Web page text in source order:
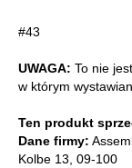
#43
UWAGA: To nie
w którym
Ten produkt
Dane firmy:
Kolbe 13, 09-100